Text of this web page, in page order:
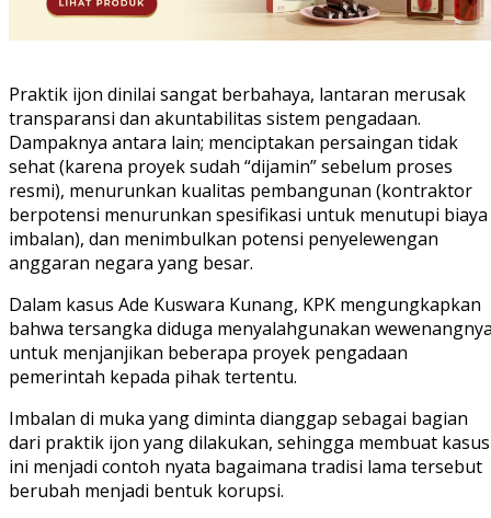
Praktik ijon dinilai sangat berbahaya, lantaran merusak
transparansi dan akuntabilitas sistem pengadaan.
Dampaknya antara lain; menciptakan persaingan tidak
sehat (karena proyek sudah “dijamin” sebelum proses
resmi), menurunkan kualitas pembangunan (kontraktor
berpotensi menurunkan spesifikasi untuk menutupi biaya
imbalan), dan menimbulkan potensi penyelewengan
anggaran negara yang besar.
Dalam kasus Ade Kuswara Kunang, KPK mengungkapkan
bahwa tersangka diduga menyalahgunakan
untuk menjanjikan beberapa proyek pengadaan
pemerintah kepada pihak tertentu.
Imbalan di muka yang diminta dianggap sebagai bagian
dari praktik ijon yang dilakukan, sehingga membuat kasus
ini menjadi contoh nyata bagaimana tradisi lama tersebut
berubah menjadi bentuk korupsi.